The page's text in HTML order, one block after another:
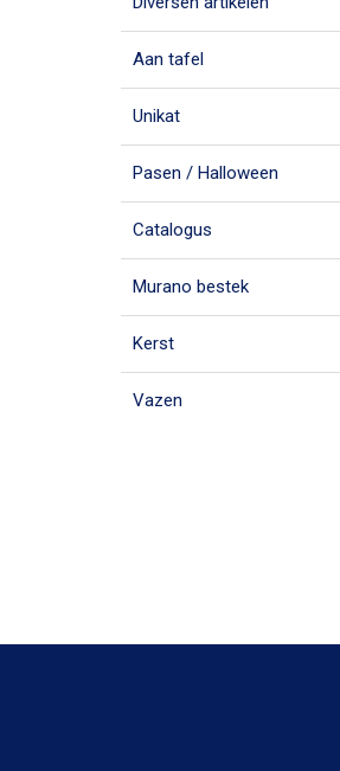
Aan tafel
Unikat
Pasen / Halloween
Catalogus
Murano bestek
Kerst
Vazen